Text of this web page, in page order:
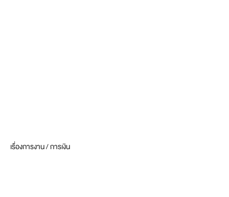
เรื่องการงาน / การเงิน